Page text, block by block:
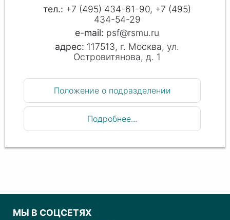
+7 (495) 434-61-90, +7 (495)
434-54-29
psf@rsmu.ru
117513, г. Москва, ул.
Островитянова, д. 1
Положение о подразделении
Подробнее...
МЫ В СОЦСЕТЯХ